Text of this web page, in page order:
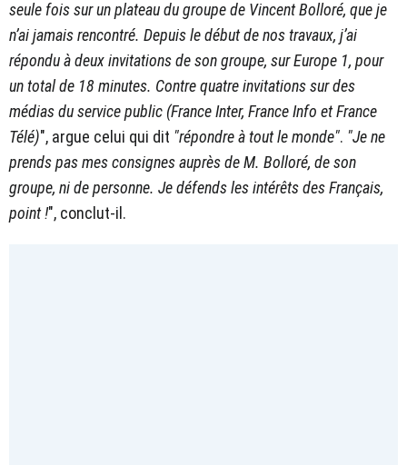
seule fois sur un plateau du groupe de Vincent Bolloré, que je
n’ai jamais rencontré. Depuis le début de nos travaux, j’ai
répondu à deux invitations de son groupe, sur Europe 1, pour
un total de 18 minutes. Contre quatre invitations sur des
médias du service public (France Inter, France Info et France
Télé)", argue celui qui dit "répondre à tout le monde". "Je ne
prends pas mes consignes auprès de M. Bolloré, de son
groupe, ni de personne. Je défends les intérêts des Français,
point !", conclut-il.